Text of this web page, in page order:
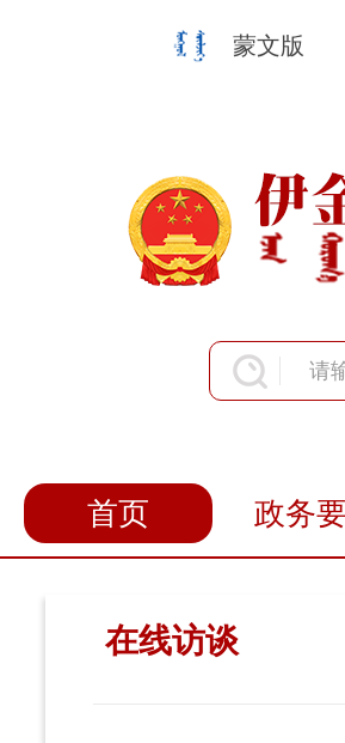
蒙文版
首页 政务
在线访谈